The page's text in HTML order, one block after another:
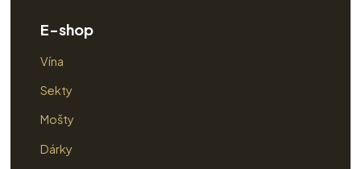
E-shop
Vína
Sekty
Mošty
Dárky